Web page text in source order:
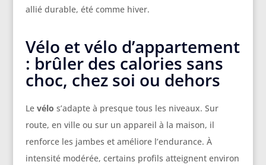
allié durable, été comme hiver.
Vélo et vélo d’appartement
: brûler des calories sans
choc, chez soi ou dehors
Le vélo s’adapte à presque tous les niveaux. Sur
route, en ville ou sur un appareil à la maison, il
renforce les jambes et améliore l’endurance. À
intensité modérée, certains profils atteignent environ